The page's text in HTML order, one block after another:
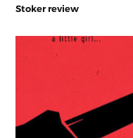
Stoker review